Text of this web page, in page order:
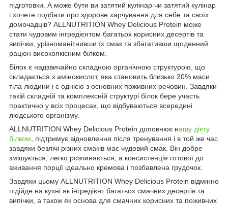
підготовки. А може бути ви затятий кулінар чи затятий кулінар
і хочете подбати про здорове харчування для себе та своїх
домочадців? ALLNUTRITION Whey Delicious Protein може
стати чудовим інгредієнтом багатьох корисних десертів та
випічки, урізноманітнивши їх смак та збагативши щоденний
раціон високоякісним білком.
Білок є надзвичайно складною органічною структурою, що
складається з амінокислот, яка становить близько 20% маси
тіла людини і є однією з основних поживних речовин. Завдяки
такій складній та комплексній структурі білок бере участь
практично у всіх процесах, що відбуваються всередині
людського організму.
ALLNUTRITION Whey Delicious Protein доповнює нашу дієту
білком , підтримує відновлення після тренування і в той же час
завдяки безлічі різних смаків має чудовий смак. Він добре
змішується, легко розчиняється, а консистенція готової до
вживання порції ідеально кремова і позбавлена грудочок.
Завдяки цьому ALLNUTRITION Whey Delicious Protein відмінно
підійде на кухні як інгредієнт багатьох смачних десертів та
випічки, а також як основа для смачних корисних та поживних